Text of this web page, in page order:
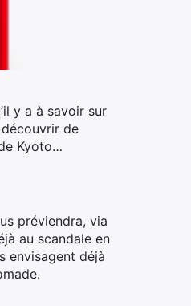
y a à savoir sur
de
Kyoto…
préviendra, via
au scandale en
envisagent déjà